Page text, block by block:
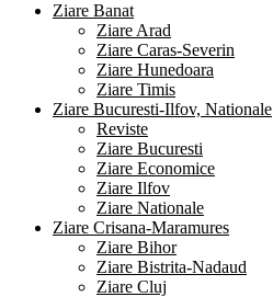
Ziare Banat
Ziare Arad
Ziare Caras-Severin
Ziare Hunedoara
Ziare Timis
Ziare Bucuresti-Ilfov, Nationale
Reviste
Ziare Bucuresti
Ziare Economice
Ziare Ilfov
Ziare Nationale
Ziare Crisana-Maramures
Ziare Bihor
Ziare Bistrita-Nadaud
Ziare Cluj